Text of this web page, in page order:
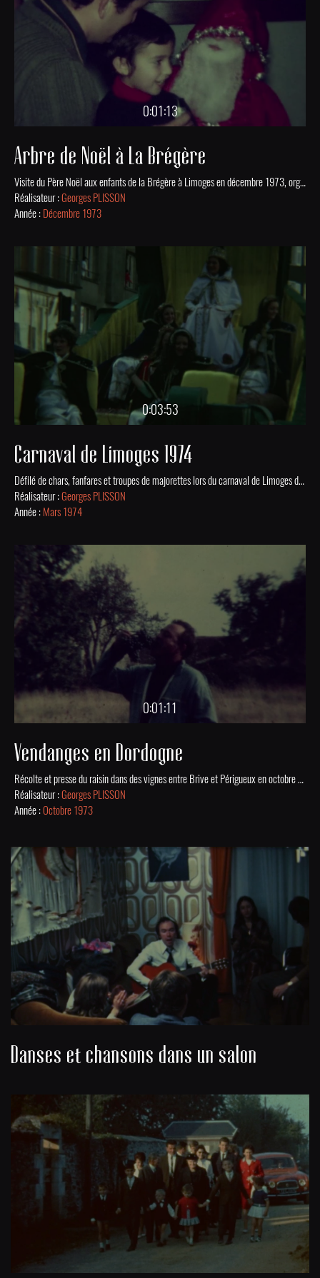
0:01:13
Arbre de Noël à La Brégère
Visite du Père Noël aux enfants de la Brégère à Limoges en décembre 1973, organisée par l'Amicale laïque du quartier.
Réalisateur :Georges PLISSON
Année : Décembre 1973
0:03:53
Carnaval de Limoges 1974
Défilé de chars, fanfares et troupes de majorettes lors du carnaval de Limoges de 1974.
Réalisateur :Georges PLISSON
Année : Mars 1974
0:01:11
Vendanges en Dordogne
Récolte et presse du raisin dans des vignes entre Brive et Périgueux en octobre 1973.
Réalisateur :Georges PLISSON
Année :Octobre 1973
Danses et chansons dans un salon